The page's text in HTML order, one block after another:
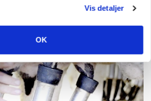
Vis detaljer
OK